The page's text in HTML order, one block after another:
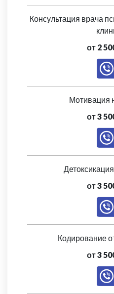
Консультация врача
от 2
Мотивация
от 3
от 3
Кодирование
от 3